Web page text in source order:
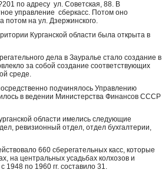
по адресу ул. Советская, 88. В
управление сберкасс. Потом оно
потом на ул. Дзержинского.
Курганской области была открыта в
дела в Зауралье стало создание в
за собой создание соответствующих
среде.
подчинялось Управлению
в ведении Министерства Финансов СССР
области имелись следующие
ревизионный отдел, отдел бухгалтерии,
660 сберегательных касс, которые
на центральных усадьбах колхозов и
1948 по 1960 гг. составило 31.